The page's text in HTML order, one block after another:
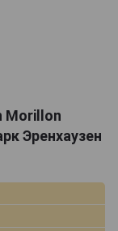
Morillon
Эренхаузен